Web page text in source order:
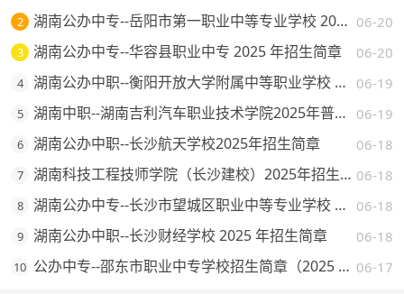
2 06-20
湖南公办中专--岳阳市第一职业中等专业学校 2025 年招生简章
3 06-20
湖南公办中专--华容县职业中专 2025 年招生简章
4 06-19
湖南公办中职--衡阳开放大学附属中等职业学校 2025 年招生简章
5 06-19
湖南中职--湖南吉利汽车职业技术学院2025年普通高校招生章程
6 06-18
湖南公办中职--长沙航天学校2025年招生简章
7 06-18
湖南科技工程技师学院（长沙建校）2025年招生简章
8 06-18
湖南公办中专--长沙市望城区职业中等专业学校 2025 年招生简章
9 06-18
湖南公办中职--长沙财经学校 2025 年招生简章
10 06-17
公办中专--邵东市职业中专学校招生简章（2025 年）